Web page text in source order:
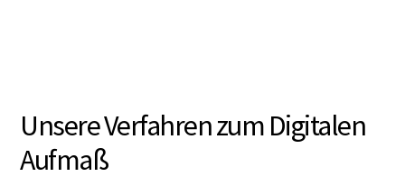
Unsere Verfahren zum Digitalen
Aufmaß